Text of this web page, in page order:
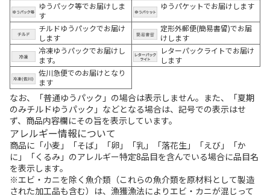
ゆうパック等でお届けしま
す
ゆうパケットでお届けします
チルドゆうパックでお届け
します
定形外郵便(簡易書留)でお届
けします
冷凍ゆうパックでお届けし
ます。
レターパックライトでお届け
します
佐川急便でのお届けとなり
ます
なお、「普通ゆうパック」の場合は表示しません。また、「夏期
のみチルドゆうパック」などとなる場合は、記号での表示はせ
ず、商品内容欄にその旨を表示しています。
アレルギー情報について
商品に「小麦」「そば」「卵」「乳」「落花生」「えび」「か
に」「くるみ」のアレルギー特定8品目を含んでいる場合に品目名
を表示します。
※エビ・カニを除く魚介類（これらの魚介類を原材料として製造
された加工品も含む）は、漁獲漁法によりエビ・カニが混じって